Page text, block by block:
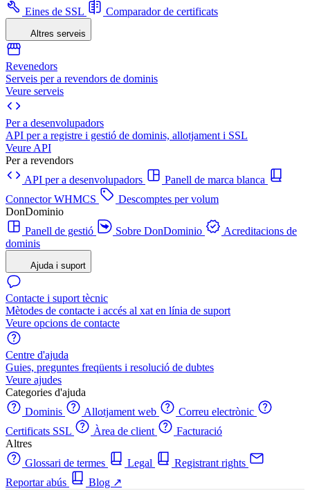
Eines de SSL
Comparador de certificats
Altres serveis
Revenedors
Serveis per a revendors de dominis
Veure serveis
Per a desenvolupadors
API per a registre i gestió de dominis, allotjament i SSL
Veure API
Per a revendors
API per a desenvolupadors
Panell de marca blanca
Connector WHMCS
Descomptes per volum
DonDominio
Panell de gestió
Sobre DonDominio
Acreditacions de
dominis
Ajuda i suport
Contacte i suport tècnic
Mètodes de contacte i accés al xat en línia de suport
Veure opcions de contacte
Centre d'ajuda
Guies, preguntes freqüents i resolució de dubtes
Veure ajudes
Categories d'ajuda
Dominis
Allotjament web
Correu electrònic
Certificats SSL
Àrea de client
Facturació
Altres
Glossari de termes
Legal
Registrant rights
Reportar abús
Blog ↗